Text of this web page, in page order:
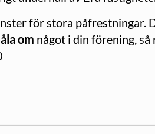
för stora påfrestningar.
om något i din förening,